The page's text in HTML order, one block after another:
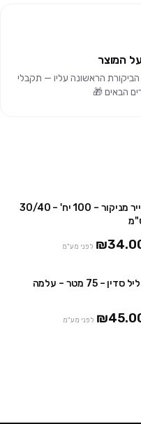
המוצר
הראשונה עליו — תקבלי
נייר מניקור – 100 יח' – 30/40
לפני מע"מ
סדין – 75 מטר – עלמה
לפני מע"מ